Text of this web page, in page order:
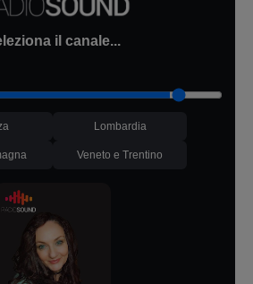
il canale...
Lombardia
Veneto e Trentino